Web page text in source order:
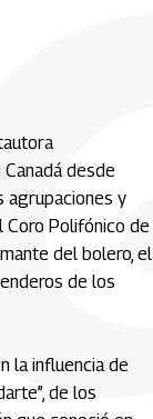
desde
agrupaciones y
Coro Polifónico de
del bolero, el
de los
la influencia de
de los